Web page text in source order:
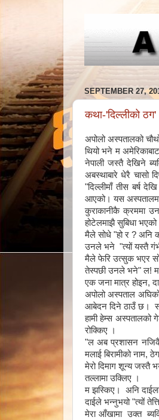
SEPTEMBER 27,
कथा-'दिल्लीको ठग'
अपोलो अस्पतालको
थियो भने म
नेपाली जस्तै देखिने
अबस्थाबारे धेरै चासो
"दिल्लीमाँ तीस बर्ष
आएको। यस अस्पतालमा
कुराकानीकै क्रममा
होटेलमाझै सुबिधा
मैले सोधे "हो र ? अनि
उनले भने "त्यों यस्तै
मैले फेरि उत्सुक भएर
तेस्पछी उनले भने" ल! म
एक जना मात्र होइन,
अपोलो अस्पताल
आबेदन दिने ठाउँ छ।
हामी हेम्स अस्पतालको
रोक्किए ।
"ल अब प्रशासन नजिकै
मलाई बिरामीको नाम,
मेरो दिमाग शून्य जस्तै
तल्लामा उक्लिए ।
म झस्किए। अनि
दाईले भन्नुभयो "त्यों
मेरा आँखामा उक्त